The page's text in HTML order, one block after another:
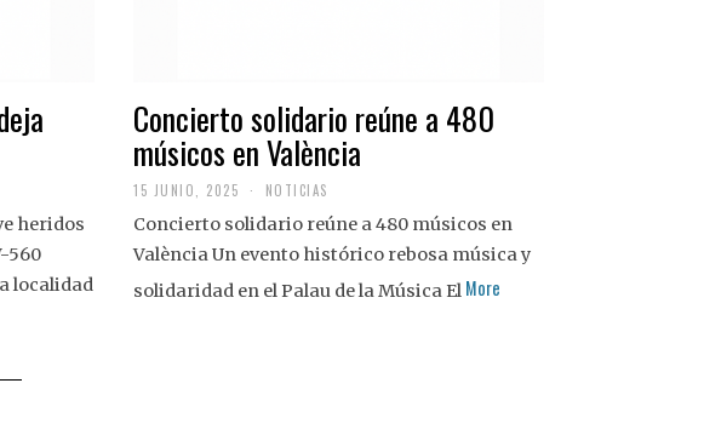
heridos
560
localidad
Concierto solidario reúne a 480
músicos en València
15 JUNIO, 2025 NOTICIAS
Concierto solidario reúne a 480 músicos en
València Un evento histórico rebosa música y
solidaridad en el Palau de la Música El More